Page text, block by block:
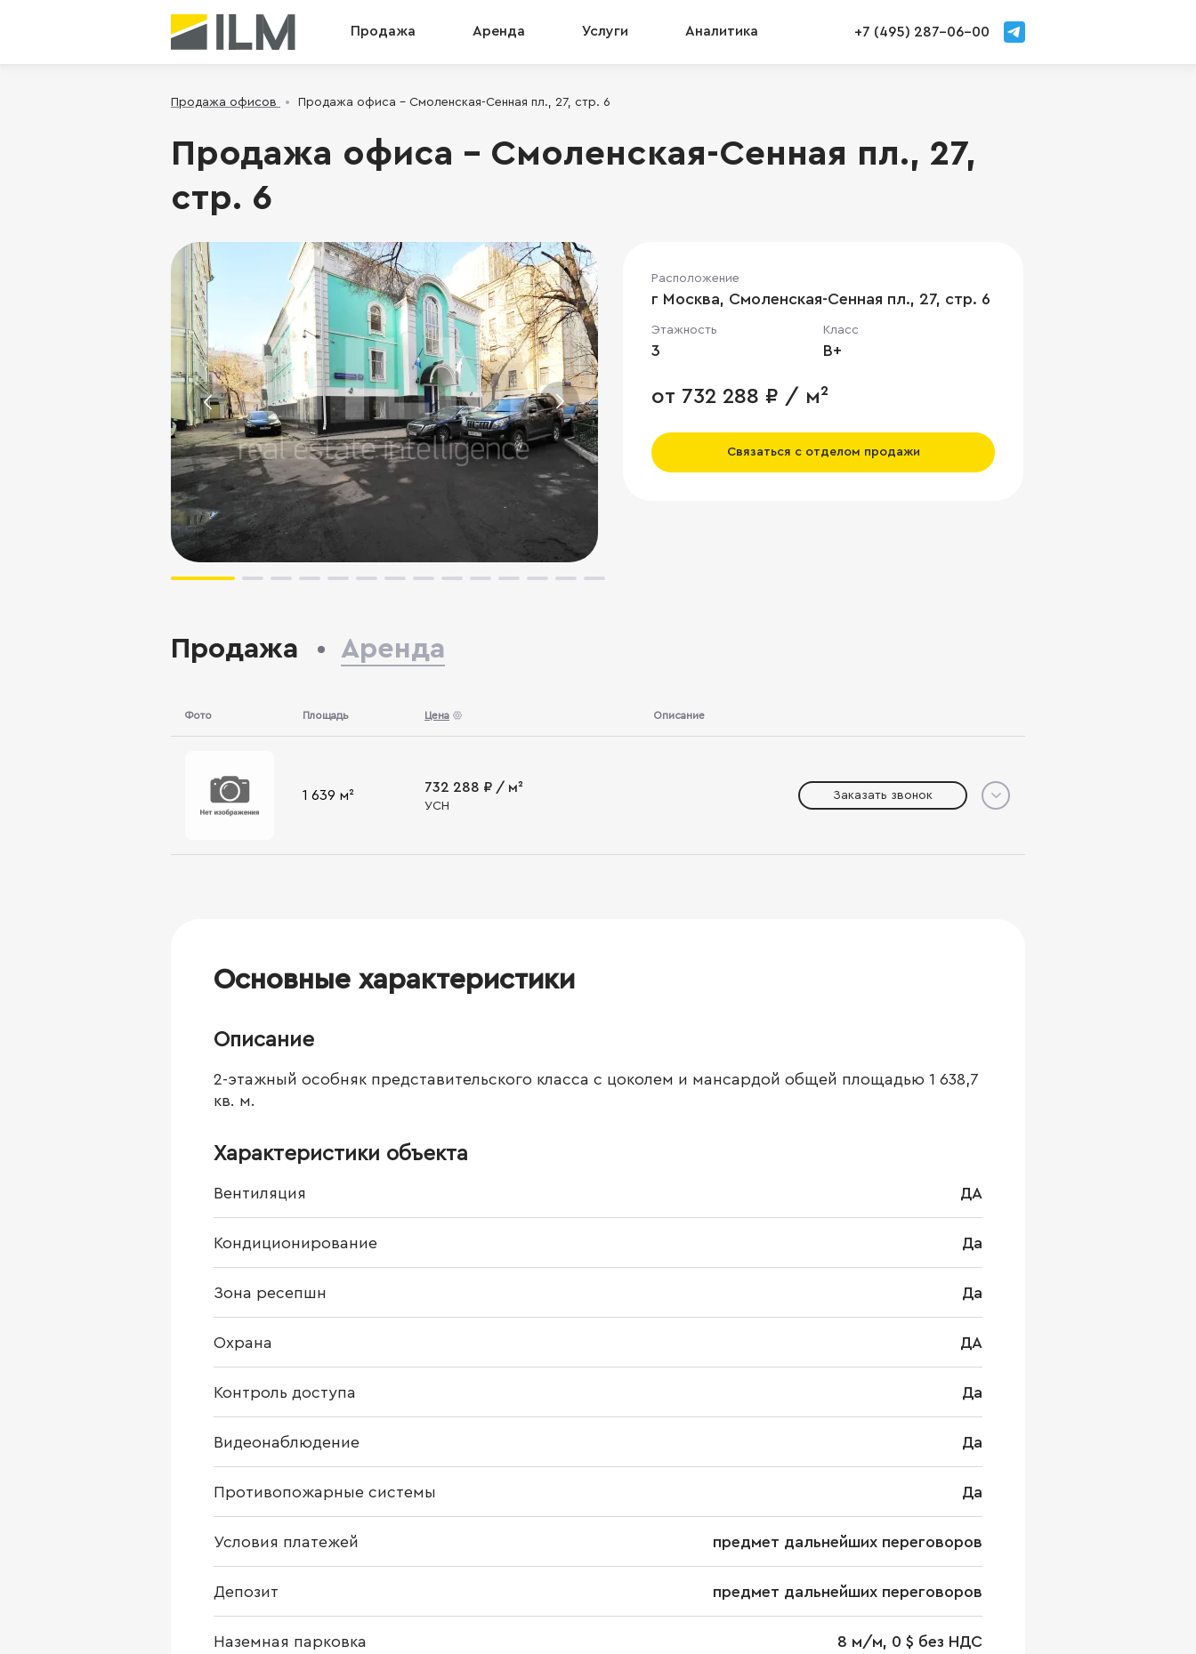
Продажа Аренда Услуги Аналитика +7 (495) 287-06-00
Продажа офисов Продажа офиса - Смоленская-Сенная пл., 27, стр. 6
Продажа офиса - Смоленская-Сенная пл., 27,
стр. 6
Расположение
г Москва, Смоленская-Сенная пл., 27, стр. 6
Этажность
3
Класс
B+
от 732 288 ₽ / м²
Связаться с отделом продажи
Продажа Аренда
Фото Площадь Цена Описание
1 639 м²
732 288 ₽ / м²
УСН
Заказать звонок
Основные характеристики
Описание
2-этажный особняк представительского класса с цоколем и мансардой общей площадью 1 638,7
кв. м.
Характеристики объекта
Вентиляция ДА
Кондиционирование Да
Зона ресепшн Да
Охрана ДА
Контроль доступа Да
Видеонаблюдение Да
Противопожарные системы Да
Условия платежей предмет дальнейших переговоров
Депозит предмет дальнейших переговоров
Наземная парковка 8 м/м, 0 $ без НДС